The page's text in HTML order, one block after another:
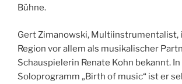
Bühne.
Gert Zimanowski, Multiinstrumentalist,
Region vor allem als musikalischer
Schauspielerin Renate Kohn bekannt.
Soloprogramm „Birth of music“ ist er